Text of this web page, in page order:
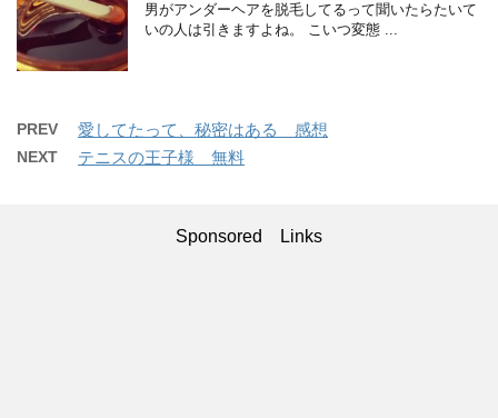
男がアンダーヘアを脱毛してるって聞いたらたいて
いの人は引きますよね。 こいつ変態 ...
PREV 愛してたって、秘密はある 感想
NEXT テニスの王子様 無料
Sponsored Links